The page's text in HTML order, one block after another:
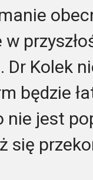
Kolek
będzie
jest
się